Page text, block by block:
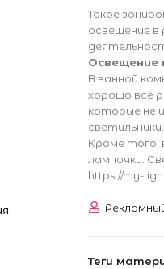
Такое
освещение
Освещение
В ванной
хорошо всё
которые не
светильники.
Кроме того,
лампочки.
https://my-
Теги